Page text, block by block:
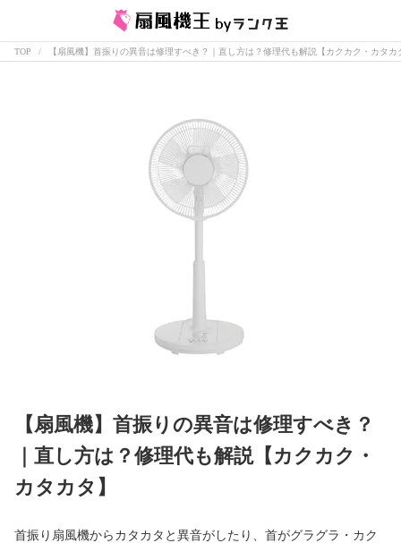
TOP 【扇風機】首振りの異音は修理すべき？｜直し方は？修理代も解説【カクカク・カタカ
【扇風機】首振りの異音は修理すべき？
｜直し方は？修理代も解説【カクカク・
カタカタ】
首振り扇風機からカタカタと異音がしたり、首がグラグラ・カク